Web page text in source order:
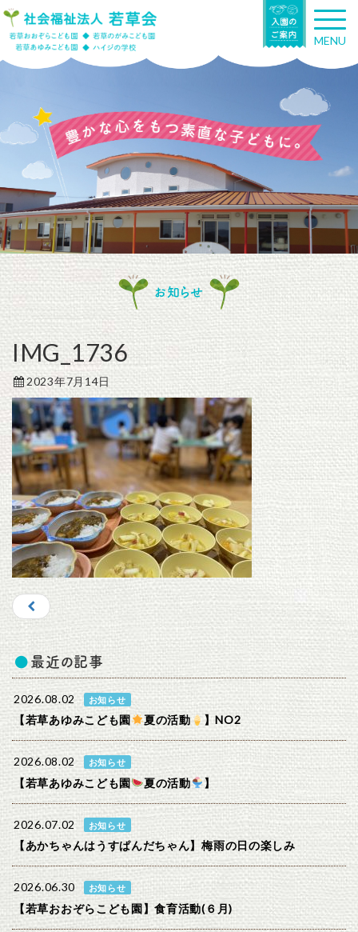
T
o
g
n
g
a
t
n
MENU
お知らせ
IMG_1736
2023年7月14日
最近の記事
2026.08.02 お知らせ
【若草あゆみこども園 夏の活動 】NO2
2026.08.02 お知らせ
【若草あゆみこども園 夏の活動 】
2026.07.02 お知らせ
【あかちゃんはうすぱんだちゃん】梅雨の日の楽しみ
2026.06.30 お知らせ
【若草おおぞらこども園】食育活動(６月)